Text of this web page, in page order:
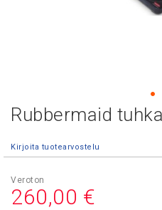
Rubbermaid
Kirjoita tuotearvostelu
260,00 €
Skip
beginning
the
images